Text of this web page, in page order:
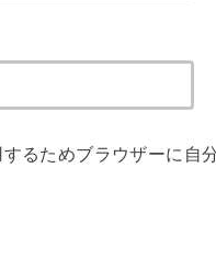
るためブラウザーに自